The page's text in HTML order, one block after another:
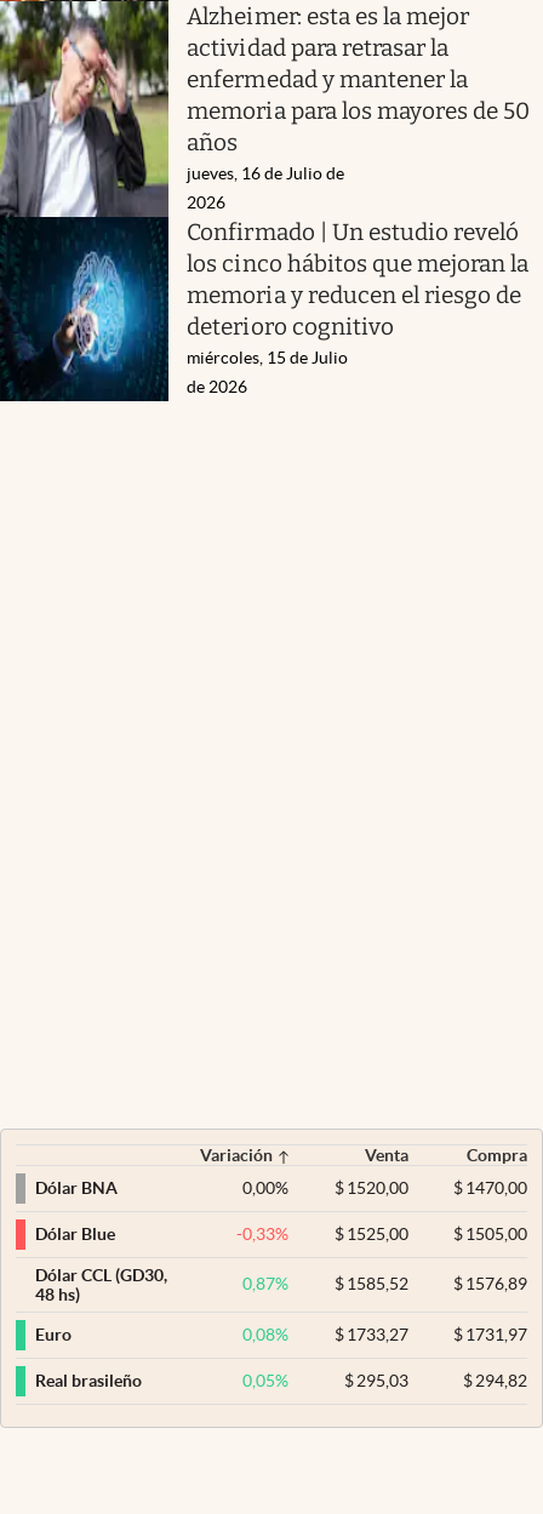
Alzheimer: esta es la mejor
actividad para retrasar la
enfermedad y mantener la
memoria para los mayores de 50
años
jueves, 16 de Julio de
2026
Confirmado | Un estudio reveló
los cinco hábitos que mejoran la
memoria y reducen el riesgo de
deterioro cognitivo
miércoles, 15 de Julio
de 2026
Variación Venta
Compra
Dólar BNA
0,00% $ 1520,00 $1470,00
Dólar Blue -0,33% $ 1525,00 $1505,00
Dólar CCL (GD30,
48 hs)
0,87% $ 1585,52 $1576,89
Euro 0,08% $ 1733,27 $1731,97
Real brasileño 0,05% $ 295,03 $294,82